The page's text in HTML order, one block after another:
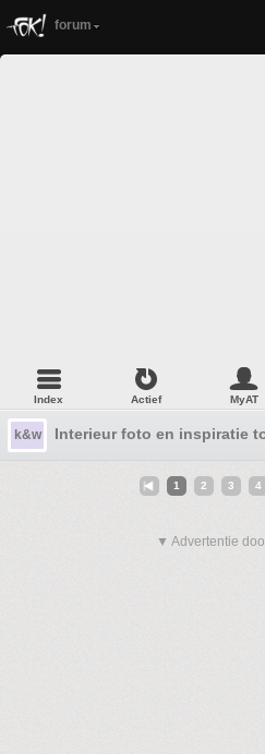
forum
Index Actief MyAT
k&w Interieur foto en inspiratie
1 2 3 4
▼ Advertentie